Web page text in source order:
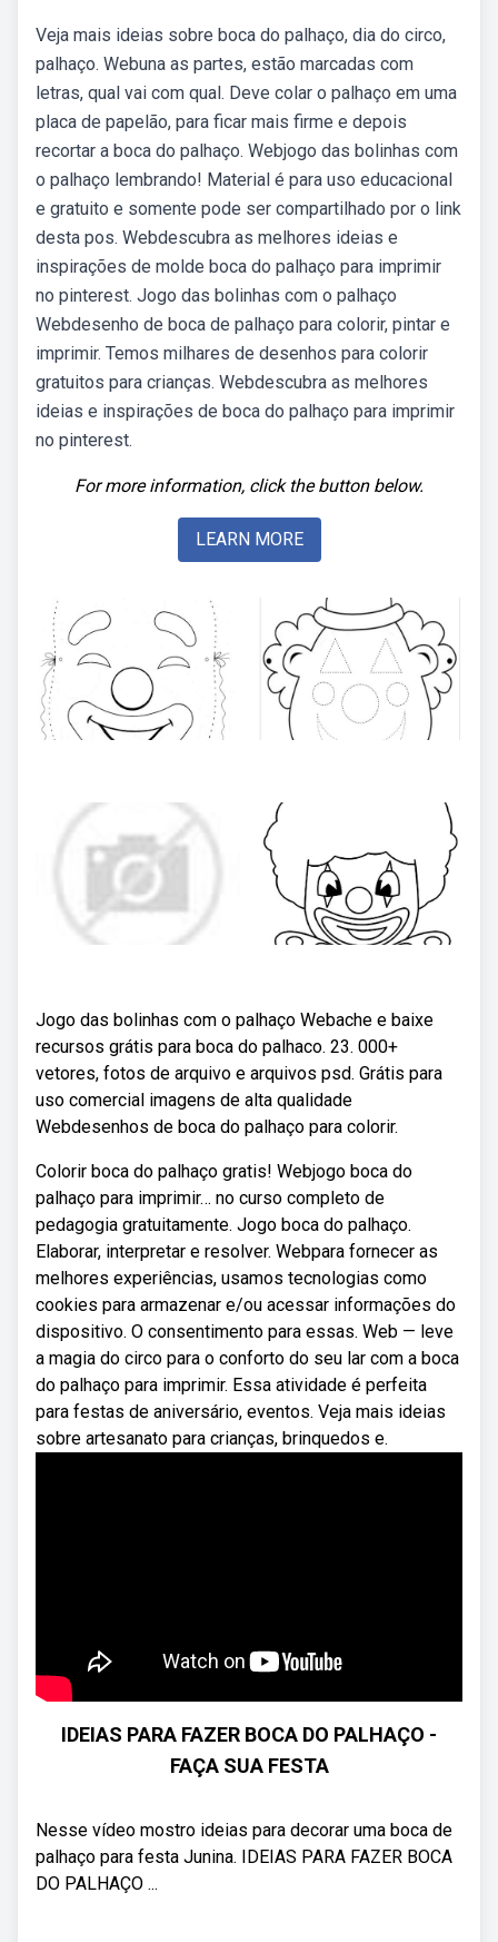
Veja mais ideias sobre boca do palhaço, dia do circo,
palhaço. Webuna as partes, estão marcadas com
letras, qual vai com qual. Deve colar o palhaço em uma
placa de papelão, para ficar mais firme e depois
recortar a boca do palhaço. Webjogo das bolinhas com
o palhaço lembrando! Material é para uso educacional
e gratuito e somente pode ser compartilhado por o link
desta pos. Webdescubra as melhores ideias e
inspirações de molde boca do palhaço para imprimir
no pinterest. Jogo das bolinhas com o palhaço
Webdesenho de boca de palhaço para colorir, pintar e
imprimir. Temos milhares de desenhos para colorir
gratuitos para crianças. Webdescubra as melhores
ideias e inspirações de boca do palhaço para imprimir
no pinterest.
For more information, click the button below.
LEARN MORE
Jogo das bolinhas com o palhaço Webache e baixe
recursos grátis para boca do palhaco. 23. 000+
vetores, fotos de arquivo e arquivos psd. Grátis para
uso comercial imagens de alta qualidade
Webdesenhos de boca do palhaço para colorir.
Colorir boca do palhaço gratis! Webjogo boca do
palhaço para imprimir… no curso completo de
pedagogia gratuitamente. Jogo boca do palhaço.
Elaborar, interpretar e resolver. Webpara fornecer as
melhores experiências, usamos tecnologias como
cookies para armazenar e/ou acessar informações do
dispositivo. O consentimento para essas. Web — leve
a magia do circo para o conforto do seu lar com a boca
do palhaço para imprimir. Essa atividade é perfeita
para festas de aniversário, eventos. Veja mais ideias
sobre artesanato para crianças, brinquedos e.
IDEIAS PARA FAZER BOCA DO PALHAÇO -
FAÇA SUA FESTA
Nesse vídeo mostro ideias para decorar uma boca de
palhaço para festa Junina. IDEIAS PARA FAZER BOCA
DO PALHAÇO ...